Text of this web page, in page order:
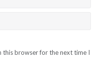
this browser for the next time I